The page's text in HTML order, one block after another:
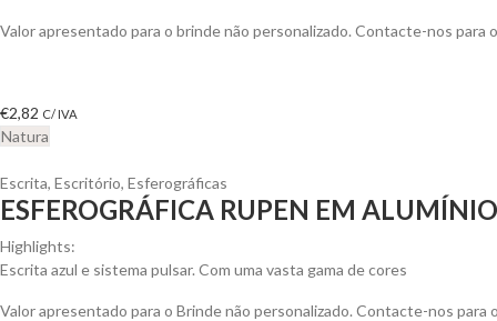
Valor apresentado para o brinde não personalizado. Contacte-nos
€2,82 C/ IVA
Natura
Escrita, Escritório, Esferográficas
ESFEROGRÁFICA RUPEN EM
Highlights:
Escrita azul e sistema pulsar. Com uma vasta gama de cores
Valor apresentado para o Brinde não personalizado. Contacte-nos